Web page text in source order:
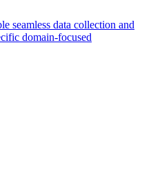
seamless data collection and
domain-focused